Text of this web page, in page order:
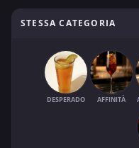
STESSA CATEGORIA
DESPERADO AFFINITÀ